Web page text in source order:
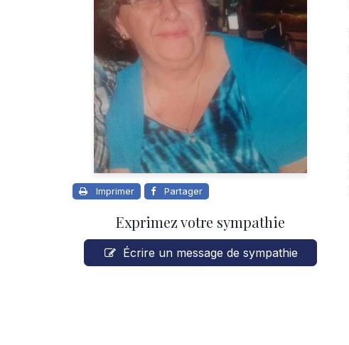
Imprimer Partager
Exprimez votre sympathie
Écrire un message de sympathie